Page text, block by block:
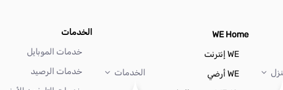
WE Home
WE إنترنت
WE أرضي
الخدمات
الخدمات
خدمات الموبايل
خدمات الرصيد